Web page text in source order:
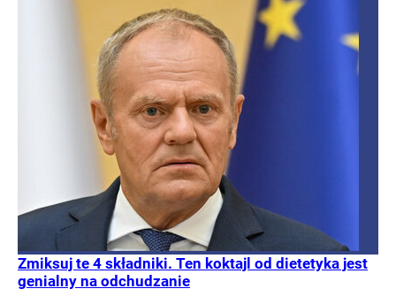
Zmiksuj te 4 składniki. Ten koktajl od dietetyka jest
genialny na odchudzanie